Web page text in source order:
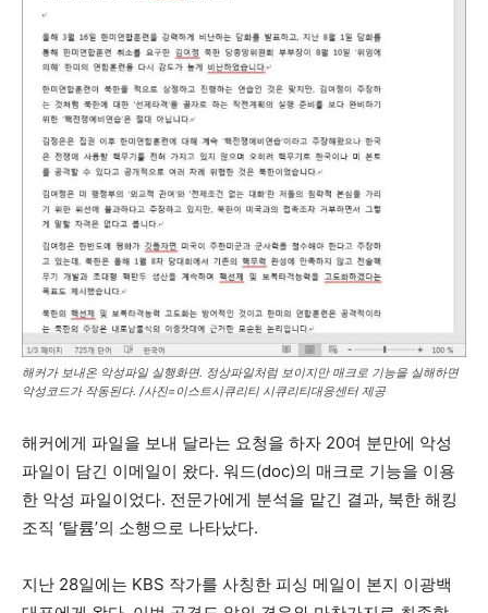
해커가 보내온 악성파일 실행화면. 정상파일처럼 보이지만 매크로 기능을 실해하면
악성코드가 작동된다. /사진=이스트시큐리티 시큐리티대응센터 제공
해커에게 파일을 보내 달라는 요청을 하자 20여 분만에 악성
파일이 담긴 이메일이 왔다. 워드(doc)의 매크로 기능을 이용
한 악성 파일이었다. 전문가에게 분석을 맡긴 결과, 북한 해킹
조직 ‘탈륨’의 소행으로 나타났다.
지난 28일에는 KBS 작가를 사칭한 피싱 메일이 본지 이광백